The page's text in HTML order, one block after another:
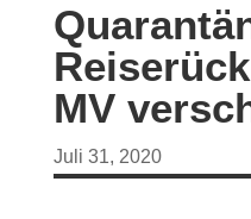
MV
Juli 31, 2020